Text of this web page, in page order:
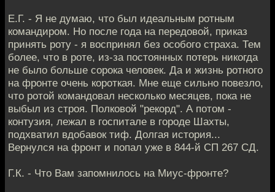
Е.Г. - Я не думаю, что был идеальным ротным
командиром. Но после года на передовой, приказ
принять роту - я воспринял без особого страха. Тем
более, что в роте, из-за постоянных потерь никогда
не было больше сорока человек. Да и жизнь ротного
на фронте очень короткая. Мне еще сильно повезло,
что ротой командовал несколько месяцев, пока не
выбыл из строя. Полковой "рекорд". А потом -
контузия, лежал в госпитале в городе Шахты,
подхватил вдобавок тиф. Долгая история...
Вернулся на фронт и попал уже в 844-й СП 267 СД.
Г.К. - Что Вам запомнилось на Миус-фронте?